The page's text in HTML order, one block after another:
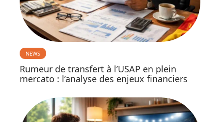
NEWS
Rumeur de transfert à l’USAP en plein
mercato : l’analyse des enjeux financiers